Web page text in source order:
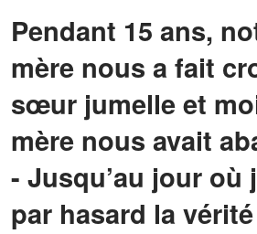
Pendant 15 ans,
mère nous a fait
sœur jumelle et
mère nous avait
- Jusqu’au jour où
par hasard la vérité